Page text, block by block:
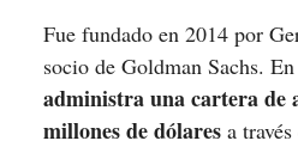
Fue fundado en 2014 por
socio de Goldman Sachs.
administra una cartera de
millones de dólares a